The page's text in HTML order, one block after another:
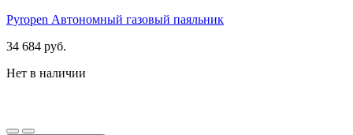
Pyropen Автономный газовый паяльник
34 684 руб.
Нет в наличии